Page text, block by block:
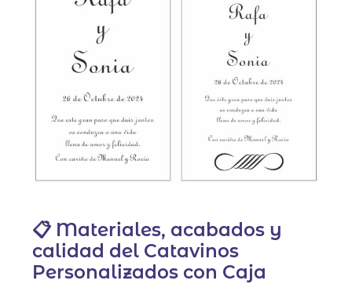
📋 Materiales, acabados y
calidad del Catavinos
Personalizados con Caja